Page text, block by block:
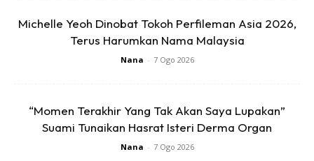
Pilihan Bufet Krismas yang Sangat Mengasyikkan!
Tiga pilihan bufet Krismas yang tersedia termasuk:
Michelle Yeoh Dinobat Tokoh Perfileman Asia 2026,
Terus Harumkan Nama Malaysia
Nana - 7 Ogo 2026
“Momen Terakhir Yang Tak Akan Saya Lupakan”
Suami Tunaikan Hasrat Isteri Derma Organ
Nana - 7 Ogo 2026